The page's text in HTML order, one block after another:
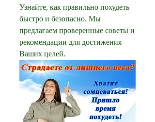
Узнайте, как правильно похудеть
быстро и безопасно. Мы
предлагаем проверенные советы и
рекомендации для достижения
Ваших целей.